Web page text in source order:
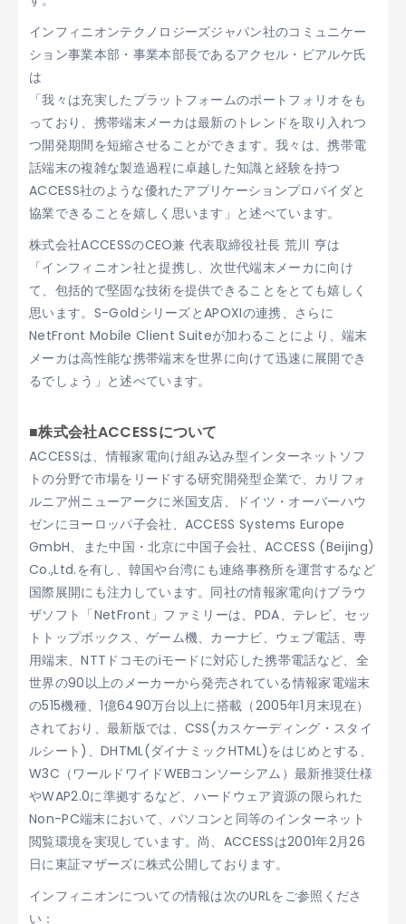
インフィニオンテクノロジーズジャパン社のコミュニケー
ション事業本部・事業本部長であるアクセル・ビアルケ氏
は
「我々は充実したプラットフォームのポートフォリオをも
っており、携帯端末メーカは最新のトレンドを取り入れつ
つ開発期間を短縮させることができます。我々は、携帯電
話端末の複雑な製造過程に卓越した知識と経験を持つ
ACCESS社のような優れたアプリケーションプロバイダと
協業できることを嬉しく思います」と述べています。
株式会社ACCESSのCEO兼 代表取締役社長 荒川 亨は
「インフィニオン社と提携し、次世代端末メーカに向け
て、包括的で堅固な技術を提供できることをとても嬉しく
思います。S-GoldシリーズとAPOXIの連携、さらに
NetFront Mobile Client Suiteが加わることにより、端末
メーカは高性能な携帯端末を世界に向けて迅速に展開でき
るでしょう」と述べています。
■株式会社ACCESSについて
ACCESSは、情報家電向け組み込み型インターネットソフ
トの分野で市場をリードする研究開発型企業で、カリフォ
ルニア州ニューアークに米国支店、ドイツ・オーバーハウ
ゼンにヨーロッパ子会社、ACCESS Systems Europe
GmbH、また中国・北京に中国子会社、ACCESS (Beijing)
Co.,Ltd.を有し、韓国や台湾にも連絡事務所を運営するなど
国際展開にも注力しています。同社の情報家電向けブラウ
ザソフト「NetFront」ファミリーは、PDA、テレビ、セッ
トトップボックス、ゲーム機、カーナビ、ウェブ電話、専
用端末、NTTドコモのiモードに対応した携帯電話など、全
世界の90以上のメーカーから発売されている情報家電端末
の515機種、1億6490万台以上に搭載（2005年1月末現在）
されており、最新版では、CSS(カスケーディング・スタイ
ルシート)、DHTML(ダイナミックHTML)をはじめとする、
W3C（ワールドワイドWEBコンソーシアム）最新推奨仕様
やWAP2.0に準拠するなど、ハードウェア資源の限られた
Non-PC端末において、パソコンと同等のインターネット
閲覧環境を実現しています。尚、ACCESSは2001年2月26
日に東証マザーズに株式公開しております。
インフィニオンについての情報は次のURLをご参照くださ
い：